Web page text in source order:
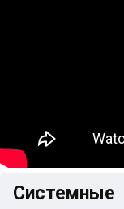
Системные